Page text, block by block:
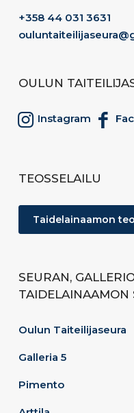
+358 44 031 3631
OULUN
Instagram
TEOSSELAILU
Taidelainaamon
SEURAN,
TAIDELAINAAMON
Oulun Taiteilijaseura
Galleria 5
Pimento